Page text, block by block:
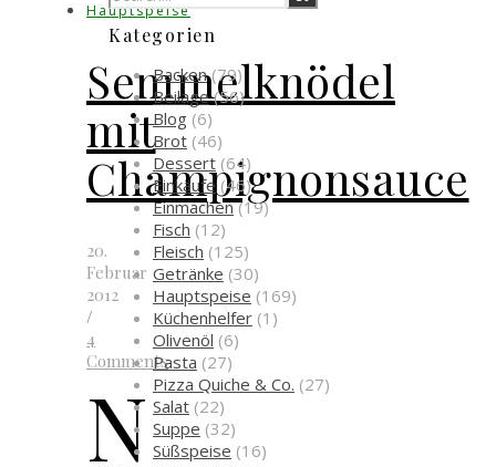
Hauptspeise
Semmelknödel
mit
Champignonsauce
20.
Februar
2012
/
4
Comments
N
Kategorien
Backen(79)
Beilage(56)
Blog (6)
Brot (46)
Dessert (64)
Einkäufe(46)
Einmachen(19)
Fisch (12)
Fleisch (125)
Getränke (30)
Hauptspeise (169)
Küchenhelfer (1)
Olivenöl (6)
Pasta (27)
Pizza Quiche & Co. (27)
Salat (22)
Suppe (32)
Süßspeise (16)